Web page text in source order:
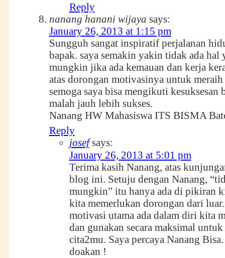
Reply
nanang hanani wijaya says:
January 26, 2013 at 1:15 pm
Sungguh sangat inspiratif perjalanan
bapak. saya semakin yakin tidak ada hal
mungkin jika ada kemauan dan kerja
atas dorongan motivasinya untuk
semoga saya bisa mengikuti kesuksesan
malah jauh lebih sukses.
Nanang HW Mahasiswa ITS BISMA
Reply
josef says:
January 26, 2013 at 5:01 pm
Terima kasih Nanang, atas
blog ini. Setuju dengan Nanang,
mungkin” itu hanya ada di pikiran
kita memerlukan dorongan dari
motivasi utama ada dalam diri kita
dan gunakan secara maksimal
cita2mu. Saya percaya Nanang
doakan !